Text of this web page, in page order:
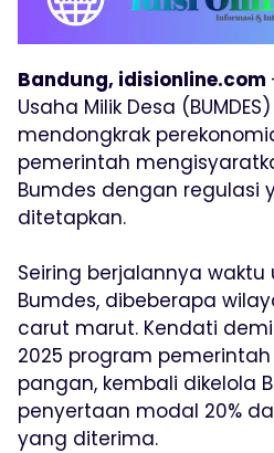
Bandung, idisionline.com
Usaha Milik Desa
mendongkrak
pemerintah
Bumdes dengan regulasi
ditetapkan.
Seiring berjalannya
Bumdes, dibeberapa
carut marut. Kendati
2025 program
pangan, kembali dikelola
penyertaan modal 20%
yang diterima.